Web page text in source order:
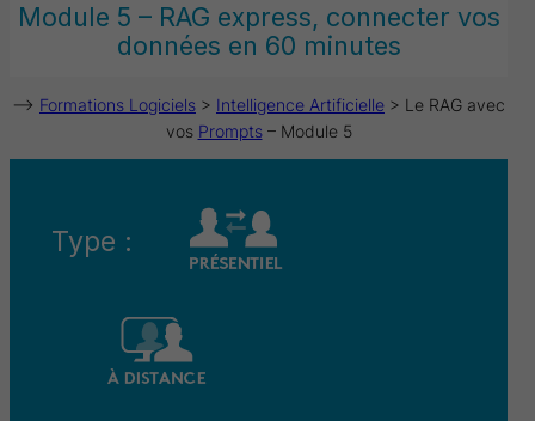
Module 5 – RAG express, connecter vos
données en 60 minutes
–> Formations Logiciels > Intelligence Artificielle > Le RAG avec
vos Prompts– Module 5
Type :